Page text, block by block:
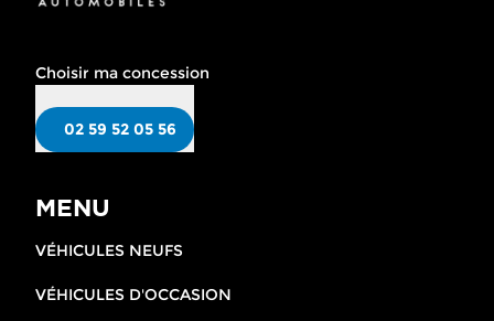
Choisir ma concession
02 59 52 05 56
MENU
VÉHICULES NEUFS
VÉHICULES D'OCCASION